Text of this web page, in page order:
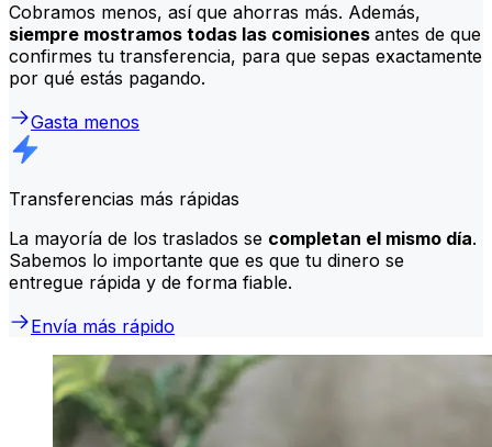
Cobramos menos, así que ahorras más. Además,
siempre mostramos todas las comisiones antes de que
confirmes tu transferencia, para que sepas exactamente
por qué estás pagando.
Gasta menos
Transferencias más rápidas
La mayoría de los traslados se completan el mismo día.
Sabemos lo importante que es que tu dinero se
entregue rápida y de forma fiable.
Envía más rápido